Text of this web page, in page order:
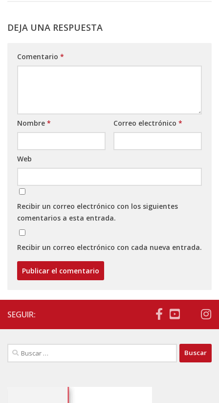
DEJA UNA RESPUESTA
Comentario *
Nombre * Correo electrónico *
Web
Recibir un correo electrónico con los siguientes
comentarios a esta entrada.
Recibir un correo electrónico con cada nueva entrada.
SEGUIR:
Buscar: